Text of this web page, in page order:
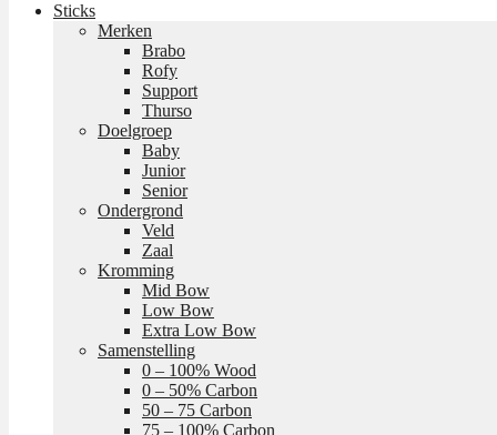
Sticks
Merken
Brabo
Rofy
Support
Thurso
Doelgroep
Baby
Junior
Senior
Ondergrond
Veld
Zaal
Kromming
Mid Bow
Low Bow
Extra Low Bow
Samenstelling
0 – 100% Wood
0 – 50% Carbon
50 – 75 Carbon
75 – 100% Carbon